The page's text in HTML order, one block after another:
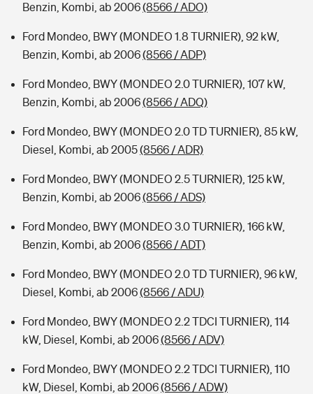
Benzin, Kombi, ab 2006(8566 / ADO)
Ford Mondeo, BWY (MONDEO 1.8 TURNIER), 92 kW,
Benzin, Kombi, ab 2006(8566 / ADP)
Ford Mondeo, BWY (MONDEO 2.0 TURNIER), 107 kW,
Benzin, Kombi, ab 2006(8566 / ADQ)
Ford Mondeo, BWY (MONDEO 2.0 TD TURNIER), 85 kW,
Diesel, Kombi, ab 2005(8566 / ADR)
Ford Mondeo, BWY (MONDEO 2.5 TURNIER), 125 kW,
Benzin, Kombi, ab 2006(8566 / ADS)
Ford Mondeo, BWY (MONDEO 3.0 TURNIER), 166 kW,
Benzin, Kombi, ab 2006(8566 / ADT)
Ford Mondeo, BWY (MONDEO 2.0 TD TURNIER), 96 kW,
Diesel, Kombi, ab 2006(8566 / ADU)
Ford Mondeo, BWY (MONDEO 2.2 TDCI TURNIER), 114
kW, Diesel, Kombi, ab 2006(8566 / ADV)
Ford Mondeo, BWY (MONDEO 2.2 TDCI TURNIER), 110
kW, Diesel, Kombi, ab 2006(8566 / ADW)